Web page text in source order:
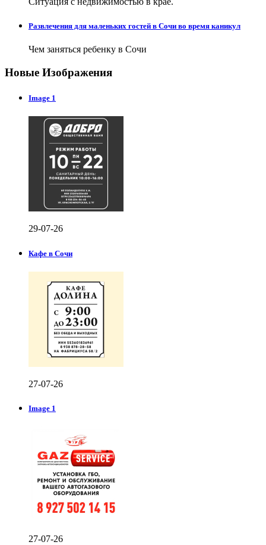
Развлечения для маленьких гостей в Сочи во время каникул
Чем заняться ребенку в Сочи
Новые Изображения
Image 1
29-07-26
Кафе в Сочи
27-07-26
Image 1
27-07-26